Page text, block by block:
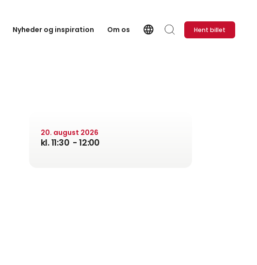
Nyheder og inspiration Om os languageLanguage
Søg Hent billet
20. august 2026
kl. 11:30 - 12:00